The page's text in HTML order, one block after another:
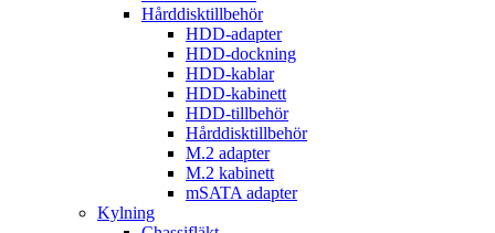
Hårddisktillbehör
HDD-adapter
HDD-dockning
HDD-kablar
HDD-kabinett
HDD-tillbehör
Hårddisktillbehör
M.2 adapter
M.2 kabinett
mSATA adapter
Kylning